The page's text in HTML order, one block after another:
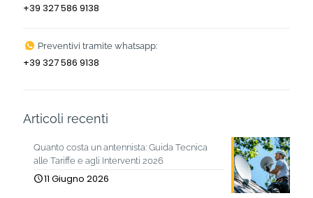
+39 327 586 9138
Preventivi tramite whatsapp:
+39 327 586 9138
Articoli recenti
Quanto costa un antennista: Guida Tecnica
alle Tariffe e agli Interventi 2026
11 Giugno 2026